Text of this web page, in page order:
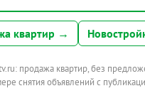
квартир →
продажа квартир, без
снятия объявлений с